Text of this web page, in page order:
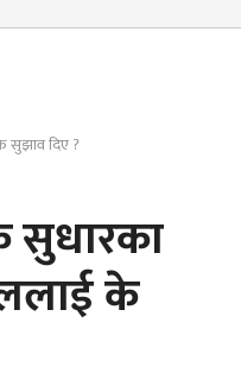
सुझाव दिए ?
सुधारका
के